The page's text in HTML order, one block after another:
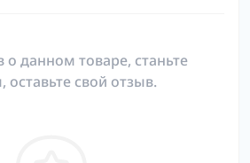
о данном товаре, станьте
свой отзыв.